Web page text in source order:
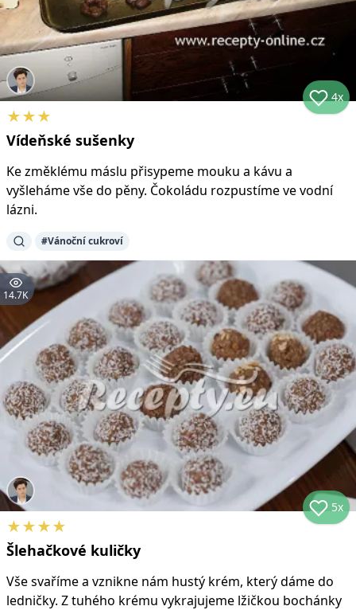
4x
★★★
Vídeňské sušenky
Ke změklému máslu přisypeme mouku a kávu a
vyšleháme vše do pěny. Čokoládu rozpustíme ve vodní
lázni.
#Vánoční cukroví
14.7K
5x
★★★★
Šlehačkové kuličky
Vše svaříme a vznikne nám hustý krém, který dáme do
ledničky. Z tuhého krému vykrajujeme lžičkou bochánky